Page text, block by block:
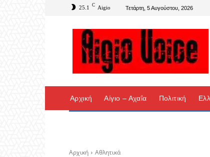
25.1 C Aigio Τετάρτη, 5 Αυγούστου, 2026
Αρχική Αίγιο – Αχαΐα Πολιτική
Αρχική Αθλητικά